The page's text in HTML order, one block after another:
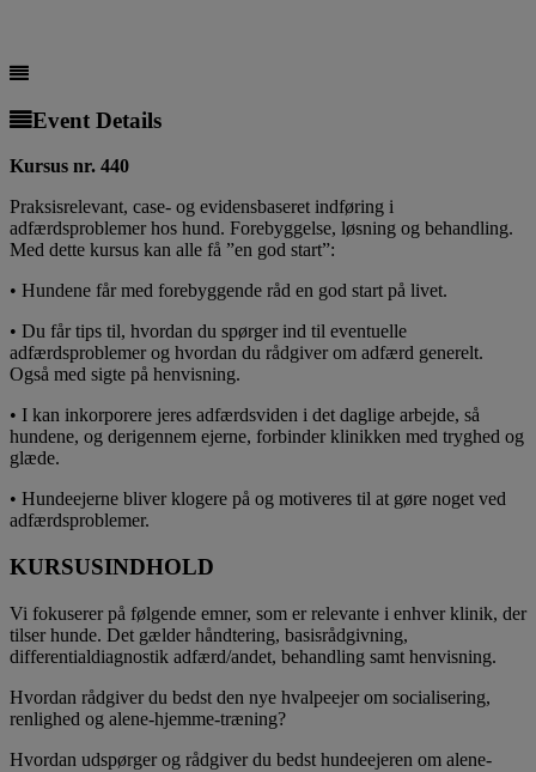
Event Details
Kursus nr. 440
Praksisrelevant, case- og evidensbaseret indføring i
adfærdsproblemer hos hund. Forebyggelse, løsning og behandling.
Med dette kursus kan alle få ”en god start”:
• Hundene får med forebyggende råd en god start på livet.
• Du får tips til, hvordan du spørger ind til eventuelle
adfærdsproblemer og hvordan du rådgiver om adfærd generelt.
Også med sigte på henvisning.
• I kan inkorporere jeres adfærdsviden i det daglige arbejde, så
hundene, og derigennem ejerne, forbinder klinikken med tryghed og
glæde.
• Hundeejerne bliver klogere på og motiveres til at gøre noget ved
adfærdsproblemer.
KURSUSINDHOLD
Vi fokuserer på følgende emner, som er relevante i enhver klinik, der
tilser hunde. Det gælder håndtering, basisrådgivning,
differentialdiagnostik adfærd/andet, behandling samt henvisning.
Hvordan rådgiver du bedst den nye hvalpeejer om socialisering,
renlighed og alene-hjemme-træning?
Hvordan udspørger og rådgiver du bedst hundeejeren om alene-